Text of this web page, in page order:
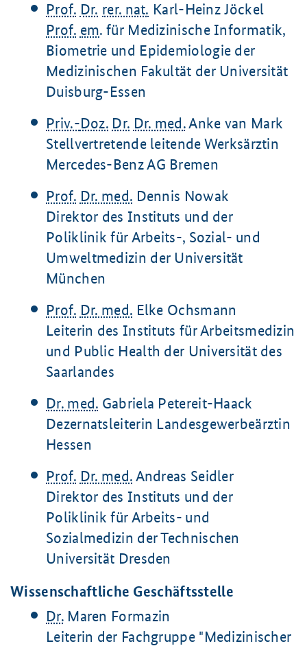
Prof. Dr. rer. nat. Karl-Heinz Jöckel
Prof. em. für Medizinische Informatik,
Biometrie und Epidemiologie der
Medizinischen Fakultät der Universität
Duisburg-Essen
Priv.-Doz. Dr. Dr. med.Anke van Mark
Stellvertretende leitende Werksärztin
Mercedes-Benz AG Bremen
Prof. Dr. med. Dennis Nowak
Direktor des Instituts und der
Poliklinik für Arbeits-, Sozial- und
Umweltmedizin der Universität
München
Prof. Dr. med. Elke Ochsmann
Leiterin des Instituts für Arbeitsmedizin
und Public Health der Universität des
Saarlandes
Dr. med. Gabriela Petereit-Haack
Dezernatsleiterin Landesgewerbeärztin
Hessen
Prof. Dr. med. Andreas Seidler
Direktor des Instituts und der
Poliklinik für Arbeits- und
Sozialmedizin der Technischen
Universität Dresden
Wissenschaftliche Geschäftsstelle
Dr.Maren Formazin
Leiterin der Fachgruppe "Medizinischer